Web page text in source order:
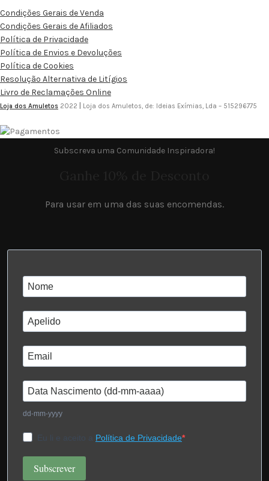
Condições Gerais de Venda
Condições Gerais de Afiliados
Política de Privacidade
Política de Envios e Devoluções
Política de Cookies
Resolução Alternativa de Litígios
Livro de Reclamações Online
Loja dos Amuletos 2022 Loja dos Amuletos, de: Ideias Exímias, Lda – 515296775
Subscreva uma Comunidade Inspiradora!
Para usar em uma das suas encomendas.
dd-mm-yyyy
Eu li e aceito a Política de Privacidade
Subscrever